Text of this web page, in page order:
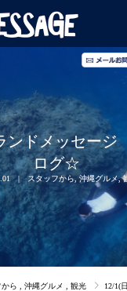
ンドメッセー
ログ☆
スタッフから,沖縄グルメ,
ら 沖縄グルメ 観光
12/1(